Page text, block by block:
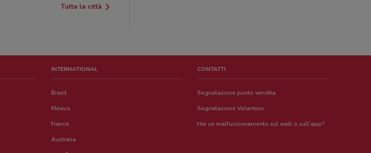
Tutte le città
INTERNATIONAL
Brazil
Mexico
France
Australia
CONTATTI
Segnalazione punto vendita
Segnalazione Volantino
Hai un malfunzionamento sul web o sull'app?